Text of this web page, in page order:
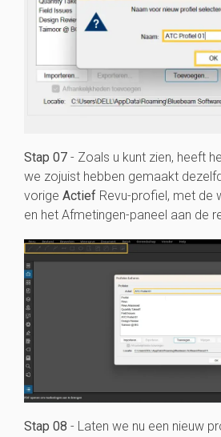
Stap 07 - Zoals u kunt zien, heeft
we zojuist hebben gemaakt
vorige Actief Revu-profiel, met de
en het Afmetingen-paneel aan de
Stap 08 - Laten we nu een nieuw